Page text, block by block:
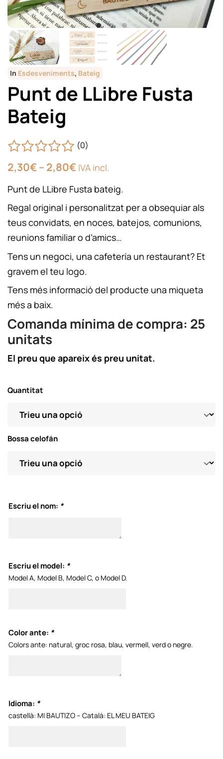
In Esdesveniments, Bateig
Punt de LLibre Fusta
Bateig
(0)
2,30€– 2,80€Interval
preus:
2,30€
a
2,80€
IVA incl.
Punt de LLibre Fusta bateig.
Regal original i personalitzat per a obsequiar als
teus convidats, en noces, batejos, comunions,
reunions familiar o d’amics…
Tens un negoci, una cafetería un restaurant? Et
gravem el teu logo.
Tens més informació del producte una miqueta
més a baix.
Comanda mínima de compra: 25
unitats
El preu que apareix és preu unitat.
Quantitat
Bossa celofán
Escriu el nom: *
Escriu el model: *
Model A, Model B, Model C, o Model D.
Color ante: *
Colors ante: natural, groc rosa, blau, vermell, verd o negre.
Idioma: *
castellà: MI BAUTIZO – Català: EL MEU BATEIG